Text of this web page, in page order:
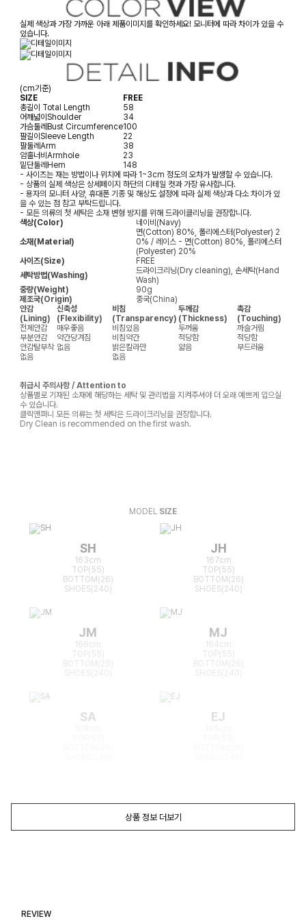
실제 색상과 가장 가까운 아래 제품이미지를 확인하세요! 모니터에 따라 차이가 있을 수
있습니다.
(cm기준)
SIZE
FREE
총길이 Total Length
58
어깨넓이Shoulder
34
가슴둘레Bust Circumference100
팔길이Sleeve Length
22
팔둘레Arm
38
암홀너비Armhole
23
밑단둘레Hem
148
- 사이즈는 재는 방법이나 위치에 따라 1~3cm 정도의 오차가 발생할 수 있습니다.
- 상품의 실제 색상은 상세페이지 하단의 디테일 컷과 가장 유사합니다.
- 용자의 모니터 사양, 휴대폰 기종 및 해상도 설정에 따라 실제 색상과 다소 차이가 있
을 수 있는 점 참고 부탁드립니다.
- 모든 의류의 첫 세탁은 소재 변형 방지를 위해 드라이클리닝을 권장합니다.
색상(Color)
네이비(Navy)
소재(Material)
면(Cotton) 80%, 폴리에스터(Polyester) 2
0% / 레이스 - 면(Cotton) 80%, 폴리에스터
(Polyester) 20%
사이즈(Size)
FREE
세탁방법(Washing)
드라이크리닝(Dry cleaning), 손세탁(Hand
Wash)
중량(Weight)
90g
제조국(Origin)
중국(China)
안감
(Lining)
신축성
(Flexibility)
비침
(Transparency)
두께감
(Thickness)
촉감
(Touching)
전체안감
매우좋음 비침있음 두꺼움
까슬거림
부분안감
약간당겨짐 비침약간 적당함
적당함
안감탈부착 없음 밝은칼라만 얇음
부드러움
없음
없음
취급시 주의사항 / Attention to
상품별로 기재된 소재에 해당하는 세탁 및 관리법을 지켜주셔야 더 오래 예쁘게 입으실
수 있습니다.
클릭앤퍼니 모든 의류는 첫 세탁은 드라이크리닝을 권장합니다.
Dry Clean is recommended on the first wash.
MODEL SIZE
SH
163cm
TOP(55)
BOTTOM(26)
SHOES(240)
JH
167cm
TOP(55)
BOTTOM(26)
SHOES(240)
JM
166cm
TOP(55)
BOTTOM(25)
MJ
164cm
TOP(55)
BOTTOM(26)
SA EJ
상품 정보 더보기
REVIEW